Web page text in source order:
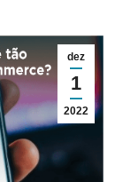
dez
1
2022